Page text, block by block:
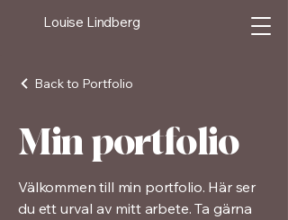
Louise Lindberg
Back to Portfolio
Min portfolio
Välkommen till min portfolio. Här ser
du ett urval av mitt arbete. Ta gärna